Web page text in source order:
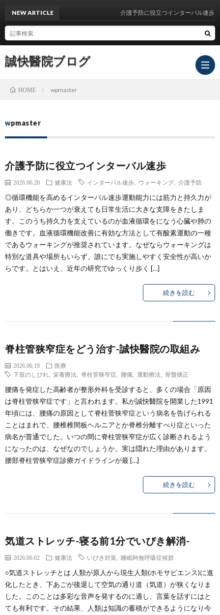
誠快醫院ブログ
挨
拶
田
忠
NEW ARTICLE 介護予防に役立つインターバル速歩
HOME wpmaster
wpmaster
介護予防に役立つインターバル速歩
2026.06.20 健康法 インターバル速歩 ウォーキング 介護予防
◎循環機能を高めるインターバル速歩運動能力には筋力と持久力が
あり、どちらか一つが衰えても日常生活に大きな支障をきたしま
す。このうち持久力を支えているのが血液循環をになう心臓や肺の
働きです。血液循環機能改善に有効な方法として有酸素運動の一種
であるウォーキングが推奨されています。なぜならウォーキングは
特別な道具や場所もいらず、誰にでも実施しやすく安全性が高いか
らです。とはいえ、近年の研究でゆっくり歩く […]
続きを読む
脊柱管狭窄症をどう治す-誠快醫院の取組み
2026.06.19
医療
下肢のしびれ
栄養療法 脊柱管狭窄症 腰痛 運動療法 骨盤矯正
腰痛を発症した高齢者が整形外科を受診すると、多くの場合「原因
は脊柱管狭窄症です」と言われます。私が誠快醫院を開業した1991
年頃には、腰痛の原因として脊柱菅狭窄症という病名を告げられる
ことはまれで、腰椎椎間板ヘルニアとか脊椎分離すべり症といった
病名が普通でした。いつの間に脊柱管狭窄症が広く診断されるよう
になったのは、なぜなのでしょうか。実は隠れた理由があります。
腰部脊柱管狭窄症診療ガイドラインが最 […]
続きを読む
気道ストレッチ-寝る前1分でいびき解消-
2026.06.02 健康法 いびき対策 睡眠時無呼吸症候群
○気道ストレッチとは 人類が原人から現生人類(ホモサピエンス)に進
化したとき、下あごが後退して空気の通り道（気道）が狭くなりま
した。このことは多彩な音声を発するのに適し、言葉を話すにはと
ても有利です。その結果、人類は知識の蓄積ができるようになり今